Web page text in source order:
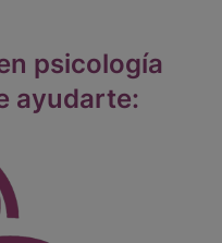
psicología
ayudarte: